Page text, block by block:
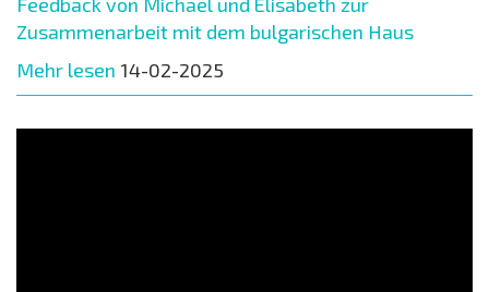
Zusammenarbeit mit dem bulgarischen Haus
Mehr lesen 14-02-2025